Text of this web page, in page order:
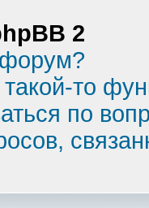
2
форум?
то
по